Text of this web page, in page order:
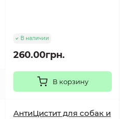
В наличии
260.00грн.
В корзину
АнтиЦистит для собак и